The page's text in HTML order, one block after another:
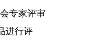
专家评审
进行评